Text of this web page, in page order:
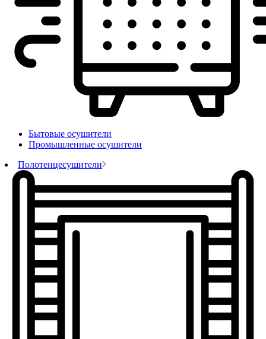
Бытовые осушители
Промышленные осушители
Полотенцесушители